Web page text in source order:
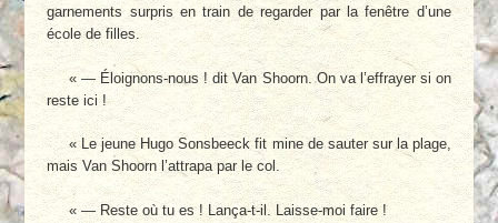
garnements surpris en train de regarder par la fenêtre d’une
école de filles.
« — Éloignons-nous ! dit Van Shoorn. On va l’effrayer si on
reste ici !
« Le jeune Hugo Sonsbeeck fit mine de sauter sur la plage,
mais Van Shoorn l’attrapa par le col.
« — Reste où tu es ! Lança-t-il. Laisse-moi faire !